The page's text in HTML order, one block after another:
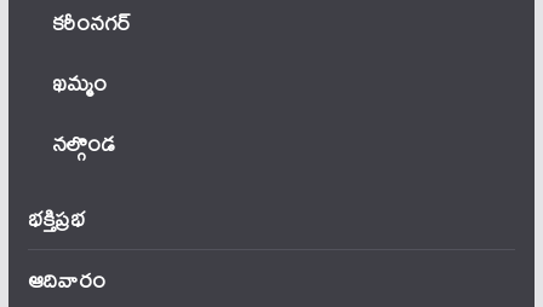
కరీంనగర్
ఖ‌మ్మం
నల్గొండ
భక్తిప్రభ
ఆదివారం